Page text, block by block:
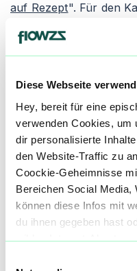
Diese Webseite
Hey, bereit für eine
verwenden Cookies, um
dir personalisierte
den Website-Traffic zu
Coockie-Geheimnisse
Bereichen Social Media,
können diese Infos mit
du ihnen gegeben hast
wilden Internet-
auf Rezept". Für den
Cannabis legal kaufen
die Cannabisblüten
Einnahmeform ist.
Granulierte
zerkleinert und
einen Dosierlöffel zur
medizinischen
inkorrekte
von granuliertem
Oxidation, wodurch es
Qualität verlieren